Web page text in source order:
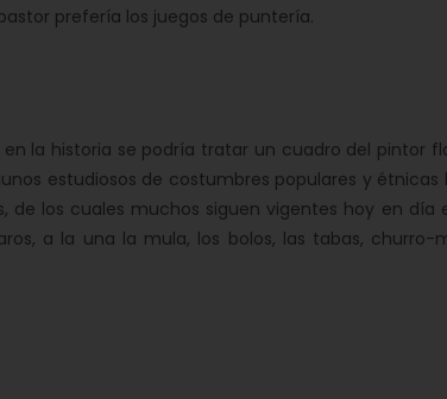
prefería los juegos de puntería.
la historia se podría tratar un cuadro del pintor
estudiosos de costumbres populares y
de los cuales muchos siguen vigentes hoy en día
a la una la mula, los bolos, las tabas,